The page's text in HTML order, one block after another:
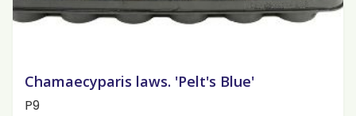
Chamaecyparis laws. 'Pelt's Blue'
P9